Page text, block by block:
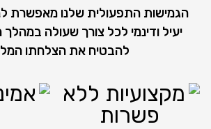
הגמישות התפעולית שלנו מאפשרת
יעיל ודינמי לכל צורך שעולה
להבטיח את הצלחתו